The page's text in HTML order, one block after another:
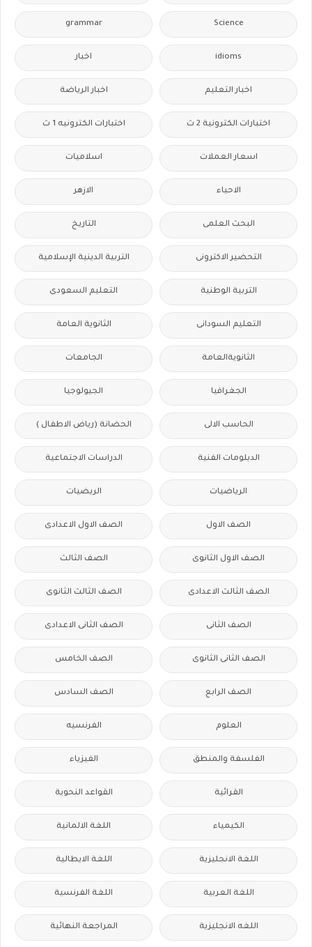
Science
grammar
idioms اخبار
اخبار التعليم اخبار الرياضة
اختبارات الكترونية 2 ث اختبارات الكترونيه 1 ث
اسعار العملات اسلاميات
الاحياء الازهر
البحث العلمى التاريخ
التحضير الاكترونى التربية الدينية الإسلامية
التربية الوطنية التعليم السعودى
التعليم السودانى الثانوية العامة
الثانويةالعامة الجامعات
الجغرافيا الجيولوجيا
الحاسب الالى الحضانة (رياض الاطفال )
الدبلومات الفنية الدراسات الاجتماعية
الرياضيات الريضيات
الصف الاول الصف الاول الاعدادى
الصف الاول الثانوى الصف الثالث
الصف الثالث الاعدادى الصف الثالث الثانوى
الصف الثانى الصف الثانى الاعدادى
الصف الثانى الثانوى الصف الخامس
الصف الرابع الصف السادس
العلوم الفرنسيه
الفلسفة والمنطق الفيزياء
القرائية القواعد النحوية
الكيمياء اللغة الالمانية
اللغة الانجليزية اللغة الايطالية
اللغة العربية اللغة الفرنسية
اللغه الانجليزية المراجعة النهائية